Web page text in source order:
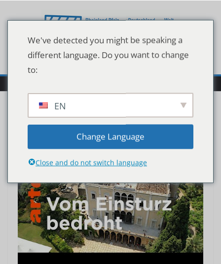
Inhalt
We've detected you might be speaking a
different language. Do you want to change
to:
EN
Change Language
Close and do not switch language